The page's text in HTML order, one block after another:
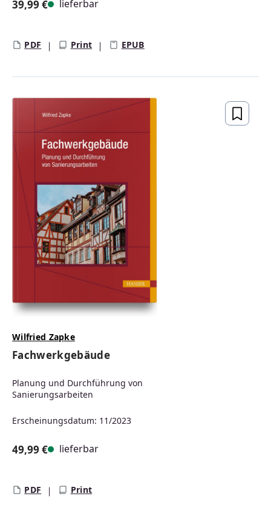
39,99 € lieferbar
PDF Print EPUB
Wilfried Zapke
Fachwerkgebäude
Planung und Durchführung von
Sanierungsarbeiten
Erscheinungsdatum: 11/2023
49,99 € lieferbar
PDF Print